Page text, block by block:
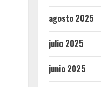
agosto 2025
julio 2025
junio 2025